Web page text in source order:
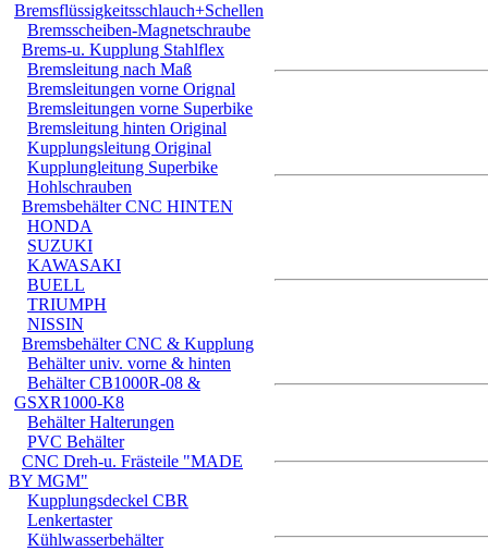
Bremsflüssigkeitsschlauch+Schellen
Bremsscheiben-Magnetschraube
Brems-u. Kupplung Stahlflex
Bremsleitung nach Maß
Bremsleitungen vorne Orignal
Bremsleitungen vorne Superbike
Bremsleitung hinten Original
Kupplungsleitung Original
Kupplungleitung Superbike
Hohlschrauben
Bremsbehälter CNC HINTEN
HONDA
SUZUKI
KAWASAKI
BUELL
TRIUMPH
NISSIN
Bremsbehälter CNC & Kupplung
Behälter univ. vorne & hinten
Behälter CB1000R-08 &
GSXR1000-K8
Behälter Halterungen
PVC Behälter
CNC Dreh-u. Frästeile "MADE
BY MGM"
Kupplungsdeckel CBR
Lenkertaster
Kühlwasserbehälter